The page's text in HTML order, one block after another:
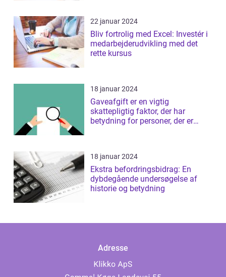
22 januar 2024
Bliv fortrolig med Excel: Investér i
medarbejderudvikling med det
rette kursus
18 januar 2024
Gaveafgift er en vigtig
skattepligtig faktor, der har
betydning for personer, der er
18 januar 2024
Ekstra befordringsbidrag: En
dybdegående undersøgelse af
historie og betydning
Adresse